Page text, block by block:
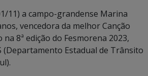
11) a campo-grandense Marina
vencedora da melhor Canção
8ª edição do Fesmorena 2023,
(Departamento Estadual de Trânsito